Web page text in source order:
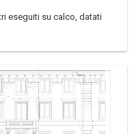
eseguiti su calco, datati